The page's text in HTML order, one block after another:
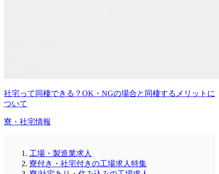
社宅って同棲できる？OK・NGの場合と同棲するメリットに
ついて
寮・社宅情報
工場・製造業求人
寮付き・社宅付きの工場求人特集